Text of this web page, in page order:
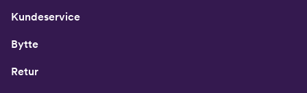
Kundeservice
Bytte
Retur